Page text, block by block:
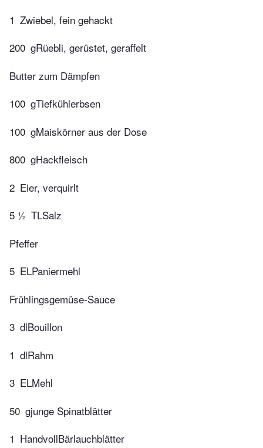
1 Zwiebel, fein gehackt
200 gRüebli, gerüstet, geraffelt
Butter zum Dämpfen
100 gTiefkühlerbsen
100 gMaiskörner aus der Dose
800 gHackfleisch
2 Eier, verquirlt
5 ½ TLSalz
Pfeffer
5 ELPaniermehl
Frühlingsgemüse-Sauce
3 dlBouillon
1 dlRahm
3 ELMehl
50 gjunge Spinatblätter
1 HandvollBärlauchblätter